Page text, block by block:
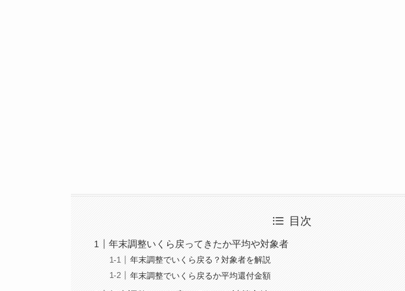
目次
年末調整いくら戻ってきたか平均や対象者
年末調整でいくら戻る？対象者を解説
年末調整でいくら戻るか平均還付金額